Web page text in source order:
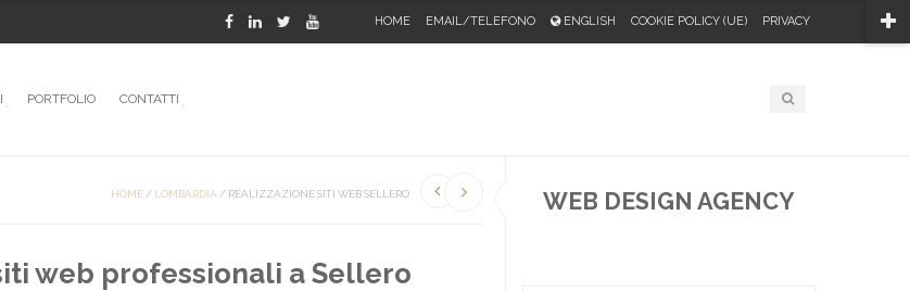
HOME EMAIL/TELEFONO ENGLISH COOKIE POLICY (UE) PRIVACY
PORTFOLIO CONTATTI
WEB DESIGN AGENCY
HOME / LOMBARDIA / REALIZZAZIONE SITI WEB SELLERO
web professionali a Sellero